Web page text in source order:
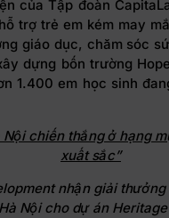
của Tập đoàn
trợ trẻ em kém may
giáo dục, chăm sóc
dựng bốn trường
1.400 em học sinh
chiến thắng ở hạng
xuất sắc”
nhận giải
Nội cho dự án